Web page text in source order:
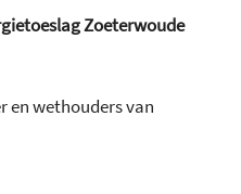
Zoeterwoude
en wethouders van